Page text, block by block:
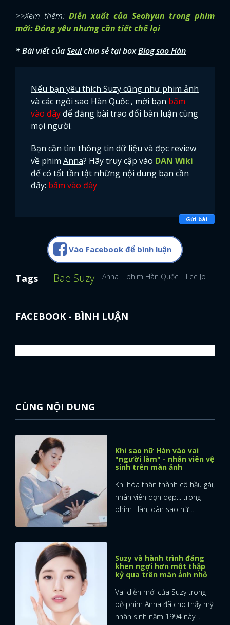
>>Xem thêm: Diễn xuất của Seohyun trong phim
mới: Đáng yêu nhưng cần tiết chế lại
* Bài viết củaSeulchia sẻ tại boxBlog sao Hàn
Nếu bạn yêu thích Suzy cũng như phim ảnh
và các ngôi sao Hàn Quốc , mời bạn bấm
vào đây để đăng bài trao đổi bàn luận cùng
mọi người.
Bạn cần tìm thông tin dữ liệu và đọc review
về phim Anna? Hãy truy cập vào DAN Wiki
để có tất tần tật những nội dung bạn cần
đấy: bấm vào đây
Gửi bài
Vào Facebook để bình luận
Tags Bae Suzy Anna phim Hàn Quốc Lee Jong Suk
FACEBOOK - BÌNH LUẬN
CÙNG NỘI DUNG
Khi sao nữ Hàn vào vai
"người làm" - nhân viên vệ
sinh trên màn ảnh
Khi hóa thân thành cô hầu gái,
nhân viên dọn dẹp... trong
phim Hàn, dàn sao nữ ...
Suzy và hành trình đáng
khen ngợi hơn một thập
kỷ qua trên màn ảnh nhỏ
Vai diễn mới của Suzy trong
bộ phim Anna đã cho thấy mỹ
nhân sinh năm 1994 này ...